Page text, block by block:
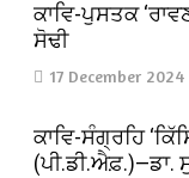
ਕਾਵਿ-ਪੁਸਤਕ
ਸੋਢੀ
17 December 2024
ਕਾਵਿ-ਸੰਗ੍ਰਹਿ
(ਪੀ.ਡੀ.ਐਫ਼.)—ਡਾ.